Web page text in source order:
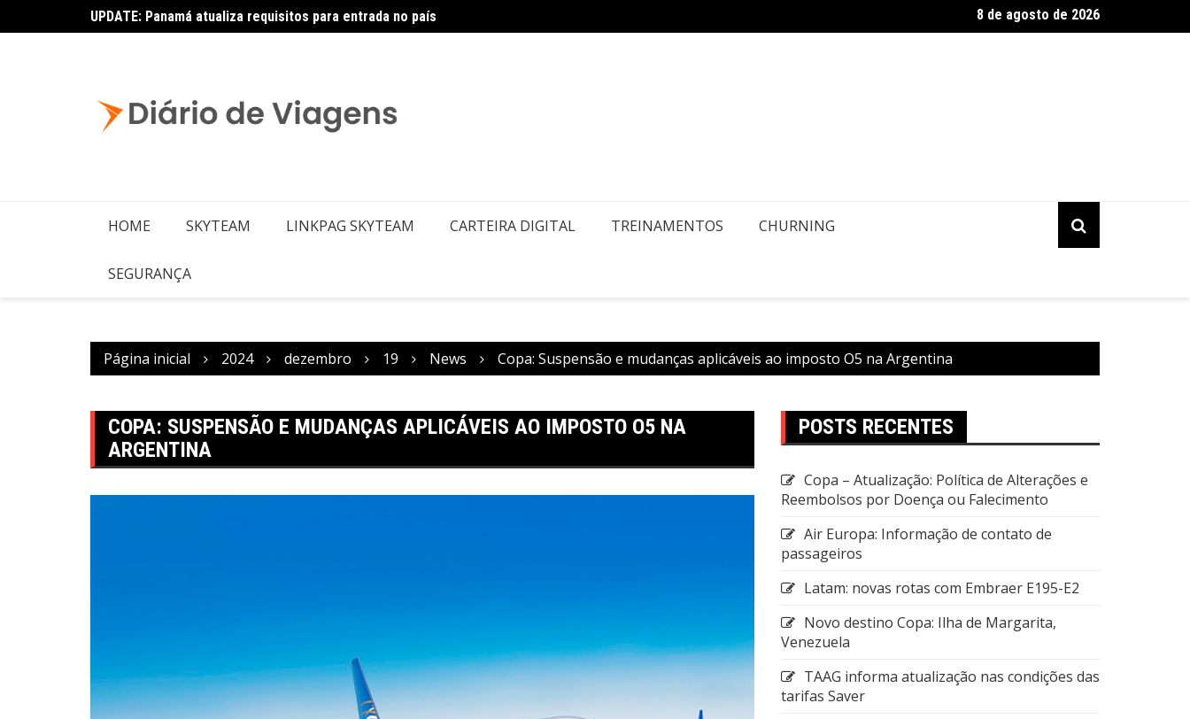
UPDATE: Panamá atualiza requisitos para entrada no país Copa – Atualização: Política de Alterações e Reembolsos por Doença
8 de agosto de 2026
HOME SKYTEAM LINKPAG SKYTEAM CARTEIRA DIGITAL TREINAMENTOS CHURNING
SEGURANÇA
Página inicial 2024 dezembro 19 News Copa: Suspensão e mudanças aplicáveis ao imposto O5 na Argentina
COPA: SUSPENSÃO E MUDANÇAS APLICÁVEIS AO IMPOSTO O5 NA
ARGENTINA
POSTS RECENTES
Copa – Atualização: Política de Alterações e
Reembolsos por Doença ou Falecimento
Air Europa: Informação de contato de
passageiros
Latam: novas rotas com Embraer E195-E2
Novo destino Copa: Ilha de Margarita,
Venezuela
TAAG informa atualização nas condições das
tarifas Saver